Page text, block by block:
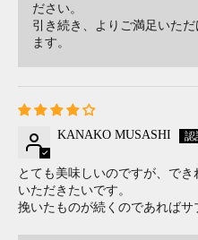
ださい。
引き続き、よりご満足いた
ます。
KANAKO MUSASHI
とても美味しいのですが、で
いただきたいです。
挽いたものが続くのであればサ